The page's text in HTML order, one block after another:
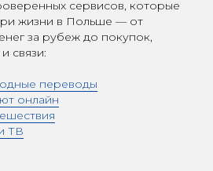
сервисов, которые
жизни в Польше — от
за рубеж до покупок,
связи:
переводы
онлайн
ТВ